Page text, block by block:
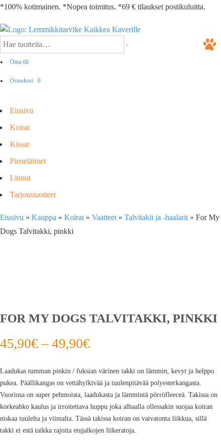
*100% kotimainen. *Nopea toimitus. *69 € tilaukset postikuluitta.
Oma tili
Ostoskori 0
Etusivu
Koirat
Kissat
Pieneläimet
Linnut
Tarjoustuotteet
Etusivu » Kauppa » Koirat » Vaatteet » Talvitakit ja -haalarit » For My
Dogs Talvitakki, pinkki
FOR MY DOGS TALVITAKKI, PINKKI
45,90€ – 49,90€
Laadukas tumman pinkin / fuksian värinen takki on lämmin, kevyt ja helppo
pukea. Päällikangas on vettähylkivää ja tuulenpitävää polyesterkangasta.
Vuoriosa on super pehmoista, laadukasta ja lämmintä pörröfleeceä. Takissa on
korkeahko kaulus ja irroitettava huppu joka alhaalla ollessakin suojaa koiran
niskaa tuulelta ja viimalta. Tässä takissa koiran on vaivatonta liikkua, sillä
takki ei estä taikka rajoita etujalkojen liikeratoja.